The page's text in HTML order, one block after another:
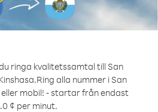
ringa kvalitetssamtal till San
Ring alla nummer i San
mobil! - startar från endast
¢ per minut.